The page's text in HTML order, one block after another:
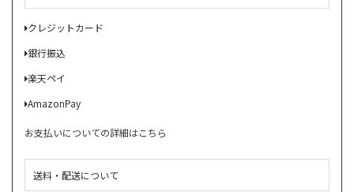
クレジットカード
銀行振込
楽天ペイ
AmazonPay
お支払いについての詳細はこちら
送料・配送について